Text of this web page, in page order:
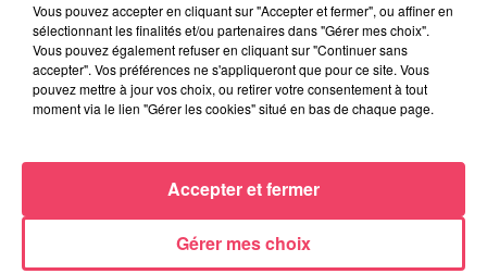
31 juillet 2026
COMBRÉE. AGRESSIONS SEXUELLES À L'ANCIEN COLLÈGE : UN
JEUX
Vous pouvez accepter en cliquant sur "Accepter et fermer", ou affiner en
sélectionnant les finalités et/ou partenaires dans "Gérer mes choix".
Vous pouvez également refuser en cliquant sur "Continuer sans
accepter". Vos préférences ne s'appliqueront que pour ce site. Vous
pouvez mettre à jour vos choix, ou retirer votre consentement à tout
moment via le lien "Gérer les cookies" situé en bas de chaque page.
Gérer mes choix
Accepter et fermer